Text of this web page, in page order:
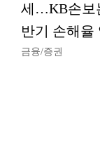
세…KB손보
반기 손해율
금융/증권